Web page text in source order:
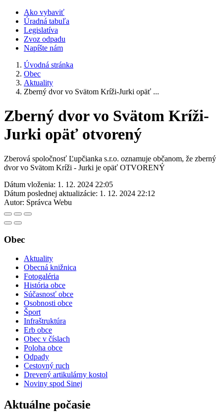
Ako vybaviť
Úradná tabuľa
Legislatíva
Zvoz odpadu
Napíšte nám
Úvodná stránka
Obec
Aktuality
Zberný dvor vo Svätom Kríži-Jurki opäť ...
Zberný dvor vo Svätom Kríži-
Jurki opäť otvorený
Zberová spoločnosť Ľupčianka s.r.o. oznamuje občanom, že zberný
dvor vo Svätom Kríži - Jurki je opäť OTVORENÝ
Dátum vloženia: 1. 12. 2024 22:05
Dátum poslednej aktualizácie: 1. 12. 2024 22:12
Autor: Správca Webu
Obec
Aktuality
Obecná knižnica
Fotogaléria
História obce
Súčasnosť obce
Osobnosti obce
Šport
Infraštruktúra
Erb obce
Obec v číslach
Poloha obce
Odpady
Cestovný ruch
Drevený artikulárny kostol
Noviny spod Sinej
Aktuálne počasie